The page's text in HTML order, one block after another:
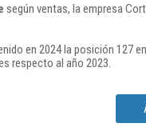
según ventas, la empresa
en 2024 la posición 127
respecto al año 2023.